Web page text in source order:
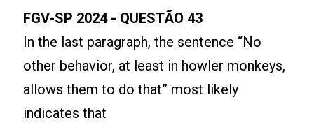
FGV-SP 2024 - QUESTÃO 43
In the last paragraph, the sentence “No
other behavior, at least in howler monkeys,
allows them to do that” most likely
indicates that